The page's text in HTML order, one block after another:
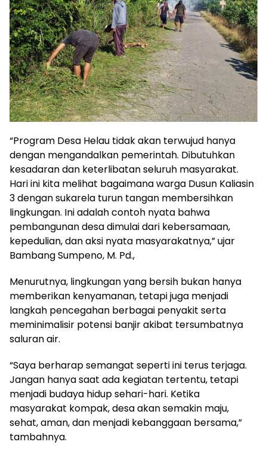
“Program Desa Helau tidak akan terwujud hanya
dengan mengandalkan pemerintah. Dibutuhkan
kesadaran dan keterlibatan seluruh masyarakat.
Hari ini kita melihat bagaimana warga Dusun Kaliasin
3 dengan sukarela turun tangan membersihkan
lingkungan. Ini adalah contoh nyata bahwa
pembangunan desa dimulai dari kebersamaan,
kepedulian, dan aksi nyata masyarakatnya,” ujar
Bambang Sumpeno, M. Pd.,
Menurutnya, lingkungan yang bersih bukan hanya
memberikan kenyamanan, tetapi juga menjadi
langkah pencegahan berbagai penyakit serta
meminimalisir potensi banjir akibat tersumbatnya
saluran air.
“Saya berharap semangat seperti ini terus terjaga.
Jangan hanya saat ada kegiatan tertentu, tetapi
menjadi budaya hidup sehari-hari. Ketika
masyarakat kompak, desa akan semakin maju,
sehat, aman, dan menjadi kebanggaan bersama,”
tambahnya.